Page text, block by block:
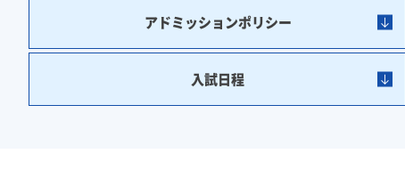
アドミッションポリシー
入試日程